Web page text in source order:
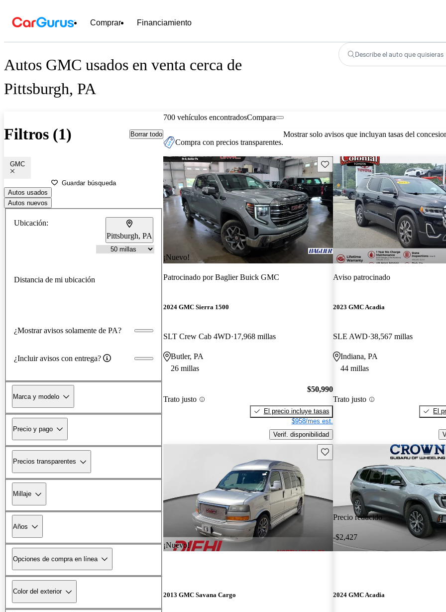
Comprar Financiamiento
Autos GMC usados en venta cerca de
Pittsburgh, PA
Describe el auto que quisieras
Filtros (1) Borrar todo
GMC
Guardar búsqueda
Autos usados
Autos nuevos
Ubicación:
Pittsburgh, PA
Distancia de mi ubicación
¿Mostrar avisos solamente de PA?
¿Incluir avisos con entrega?
Marca y modelo
Precio y pago
Precios transparentes
Millaje
Años
Opciones de compra en línea
Color del exterior
700 vehículos encontradosCompara
Compra con precios transparentes.
Mostrar solo avisos que incluyan tasas del
¡Nuevo!
Guarda este Aviso
Patrocinado porBaglier Buick GMC
2024 GMC Sierra 1500
SLT Crew Cab 4WD 17,968 millas
Butler, PA
26 millas
Trato justo
$50,990
El precio incluye tasas
$958/mes est.
Verif. disponibilidad
Aviso patrocinado
2023 GMC Acadia
SLE AWD 38,567 millas
Indiana, PA
44 millas
Trato justo
El
¡Nuevo!
Guarda este Aviso
2013 GMC Savana Cargo
Precio reducido
-$2,427
2024 GMC Acadia